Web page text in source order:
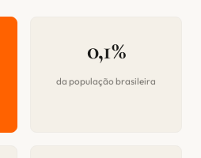
0,1%
da população brasileira